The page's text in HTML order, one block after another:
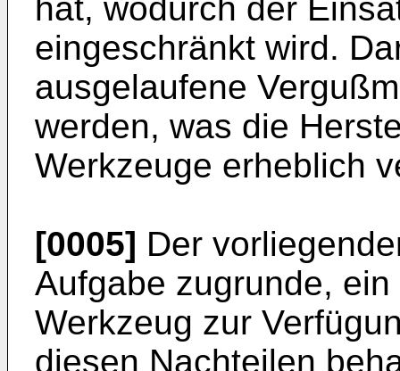
hat, wodurch der
eingeschränkt wird.
ausgelaufene
werden, was die
Werkzeuge erheblich
[0005] Der
Aufgabe zugrunde,
Werkzeug zur
diesen Nachteilen